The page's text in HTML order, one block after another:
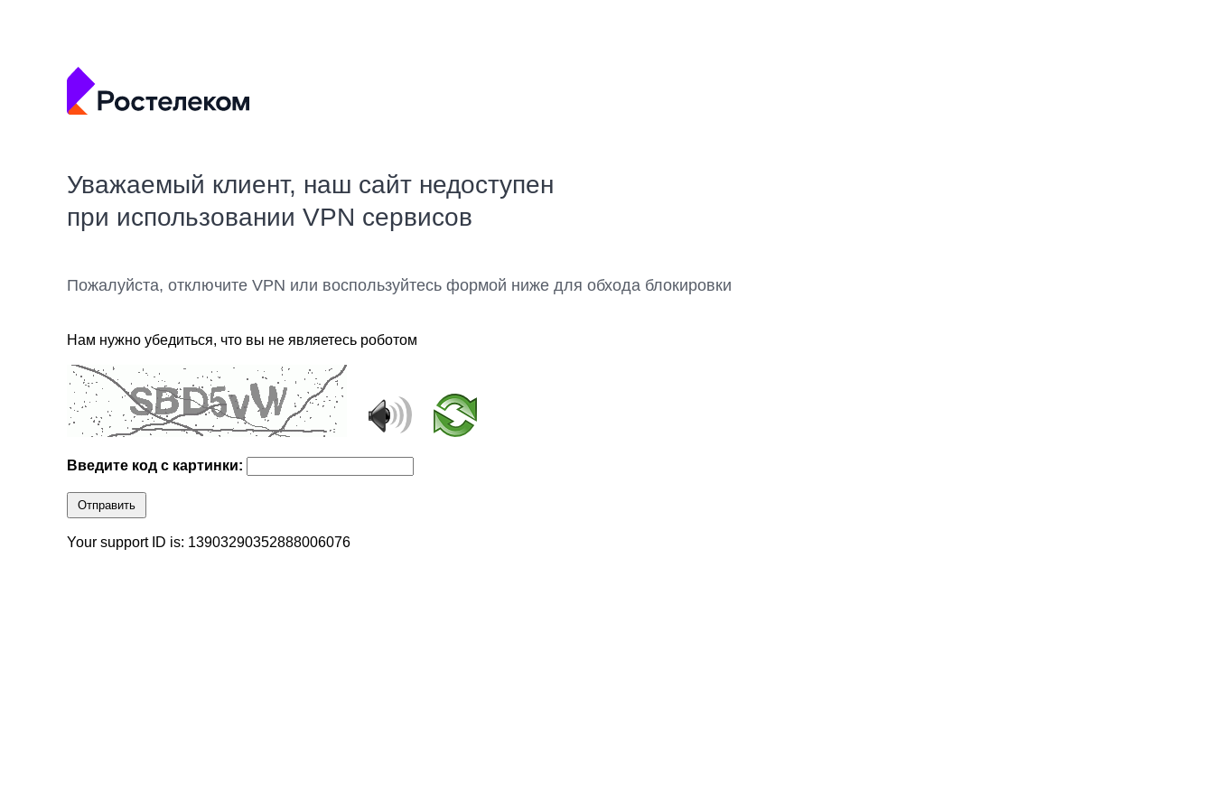
Уважаемый клиент, наш сайт недоступен
при использовании VPN сервисов
Пожалуйста, отключите VPN или воспользуйтесь формой ниже для обхода блокировки
Нам нужно убедиться, что вы не являетесь роботом
Введите код с картинки:
Отправить
Your support ID is: 13903290352888006076